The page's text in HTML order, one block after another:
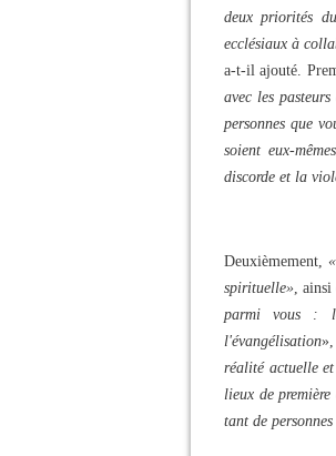
deux priorités
ecclésiaux à
a-t-il ajouté.
avec les
personnes que
soient eux-
discorde et la
Deuxièmement,
spirituelle», ainsi
parmi vous :
l'évangélisation
réalité actuelle et
lieux de
tant de